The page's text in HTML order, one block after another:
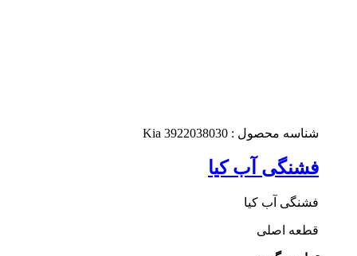
شناسه محصول : 3922038030 Kia
فشنگی آب کیا
فشنگی آب کیا
قطعه اصلی